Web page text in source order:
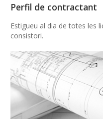
Perfil de contractant
Estigueu al dia de totes les
consistori.